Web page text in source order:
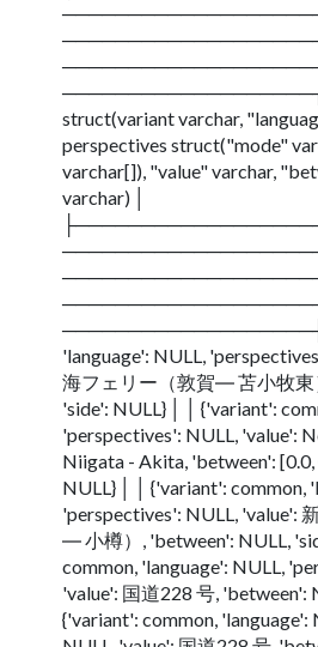
───────────────────┐ │
struct(variant varchar,
perspectives struct("mode"
varchar[]), "value" varchar,
varchar) │
───────────────────┤
'language': NULL,
海フェリー（敦賀― 苫小牧東
'side': NULL} │ │ {'variant':
'perspectives': NULL, 'value':
Niigata - Akita, 'between':
NULL} │ │ {'variant': common,
'perspectives': NULL, 'value':
― 小樽）, 'between': NULL,
common, 'language': NULL,
'value': 国道228 号, 'between':
{'variant': common, 'language':